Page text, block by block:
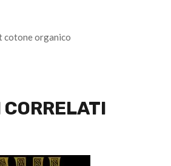
cotone organico